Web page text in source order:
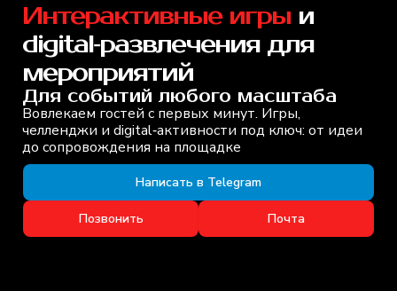
Интерактивные игры и
digital‑развлечения для
мероприятий
Для событий любого масштаба
Вовлекаем гостей с первых минут. Игры,
челленджи и digital‑активности под ключ: от идеи
до сопровождения на площадке
Написать в Telegram
Позвонить Почта